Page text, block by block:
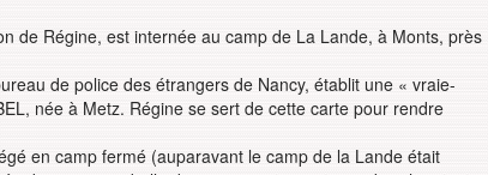
de Régine, est internée au camp de La Lande, à Monts, près
de police des étrangers de Nancy, établit une « vraie-
née à Metz. Régine se sert de cette carte pour rendre
en camp fermé (auparavant le camp de la Lande était